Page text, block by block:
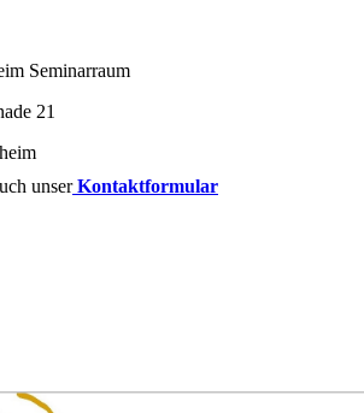
Seminarraum
21
unserKontaktformular